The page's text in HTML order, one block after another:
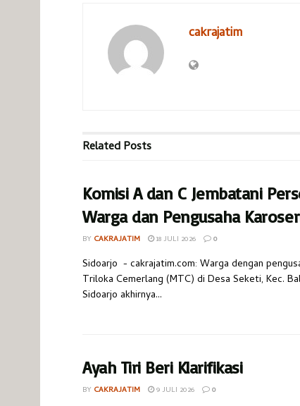
cakrajatim
RelatedPosts
Komisi A dan C Jembatani
Warga dan Pengusaha
BY CAKRAJATIM 18 JULI 2026 0
Sidoarjo - cakrajatim.com: Warga dengan
Triloka Cemerlang (MTC) di Desa Seketi, Kec.
Sidoarjo akhirnya...
Ayah Tiri Beri Klarifikasi
BY CAKRAJATIM 9 JULI 2026 0